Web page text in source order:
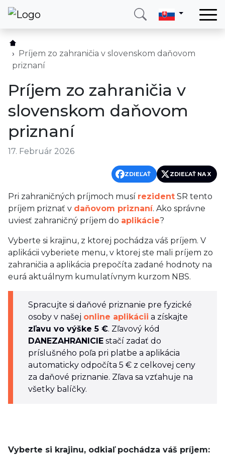
Služby
Krajina
O nás
Blog
Kontakt
Príjem zo zahraničia v slovenskom daňovom
priznaní
Príjem zo zahraničia v
slovenskom daňovom
priznaní
17. Február 2026
ZDIEĽAŤ ZDIEĽAŤ NA X
Pri zahraničných príjmoch musí rezident SR tento
príjem priznať v daňovom priznaní. Ako správne
uviesť zahraničný príjem do aplikácie?
Vyberte si krajinu, z ktorej pochádza váš príjem. V
aplikácii vyberiete menu, v ktorej ste mali príjem zo
zahraničia a aplikácia prepočíta zadané hodnoty na
eurá aktuálnym kumulatívnym kurzom NBS.
Spracujte si daňové priznanie pre fyzické
osoby v našej online aplikácii a získajte
zľavu vo výške 5 €. Zľavový kód
DANEZAHRANICIE stačí zadať do
príslušného poľa pri platbe a aplikácia
automaticky odpočíta 5 € z celkovej ceny
za daňové priznanie. Zľava sa vzťahuje na
všetky balíčky.
Vyberte si krajinu, odkiaľ pochádza váš príjem: